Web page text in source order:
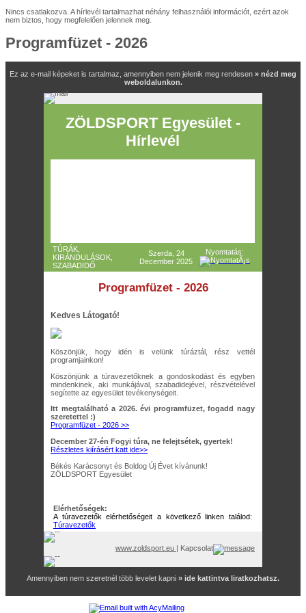
Nincs csatlakozva. A hírlevél tartalmazhat néhány felhasználói információt, ezért azok
nem biztos, hogy megfelelően jelennek meg.
Programfüzet - 2026
Ez az e-mail képeket is tartalmaz, amennyiben nem jelenik meg rendesen » nézd meg
weboldalunkon.
ZÖLDSPORT Egyesület -
Hírlevél
TÚRÁK,
KIRÁNDULÁSOK,
SZABADIDŐ
Szerda, 24
December 2025
Nyomtatás:
Programfüzet - 2026
Kedves Látogató!
Köszönjük, hogy idén is velünk túráztál, rész vettél
programjainkon!
Köszönjünk a túravezetőknek a gondoskodást és egyben
mindenkinek, aki munkájával, szabadidejével, részvételével
segítette az egyesület tevékenységeit.
Itt megtalálható a 2026. évi programfüzet, fogadd nagy
szeretettel :)
Programfüzet - 2026 >>
December 27-én Fogyi túra, ne felejtsétek, gyertek!
Részletes kiírásért katt ide>>
Békés Karácsonyt és Boldog Új Évet kívánunk!
ZÖLDSPORT Egyesület
Elérhetőségek:
A túravezetők elérhetőségeit a következő linken találod:
Túravezetők
www.zoldsport.eu | Kapcsolat
Amennyiben nem szeretnél több levelet kapni » ide kattintva liratkozhatsz.